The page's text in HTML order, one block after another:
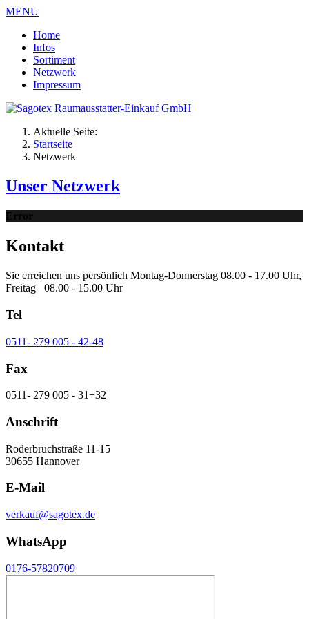
MENU
Home
Infos
Sortiment
Netzwerk
Impressum
Aktuelle Seite:
Startseite
Netzwerk
Unser Netzwerk
Error
Kontakt
Sie erreichen uns persönlich Montag-Donnerstag 08.00 - 17.00 Uhr,
Freitag 08.00 - 15.00 Uhr
Tel
0511- 279 005 - 42-48
Fax
0511- 279 005 - 31+32
Anschrift
Roderbruchstraße 11-15
30655 Hannover
E-Mail
verkauf@sagotex.de
WhatsApp
0176-57820709